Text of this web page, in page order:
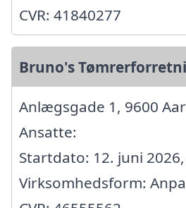
CVR: 41840277
Bruno's
Anlægsgade 1, 9600
Ansatte:
Startdato: 12. juni 2026,
Virksomhedsform: